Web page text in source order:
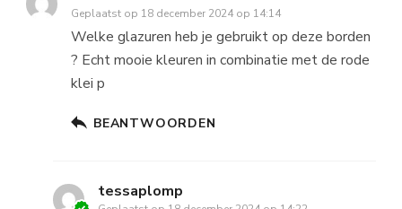
Geplaatst op 18 december 2024 op 14:14
Welke glazuren heb je gebruikt op deze borden
? Echt mooie kleuren in combinatie met de rode
klei p
BEANTWOORDEN
tessaplomp